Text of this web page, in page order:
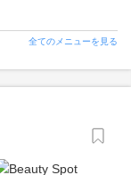
全てのメニューを見る